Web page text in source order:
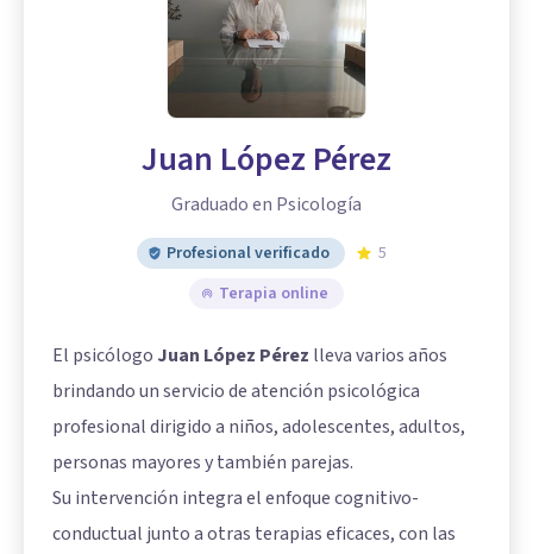
Juan López Pérez
Graduado en Psicología
Profesional verificado
5
Terapia online
El psicólogo Juan López Pérez lleva varios años
brindando un servicio de atención psicológica
profesional dirigido a niños, adolescentes, adultos,
personas mayores y también parejas.
Su intervención integra el enfoque cognitivo-
conductual junto a otras terapias eficaces, con las